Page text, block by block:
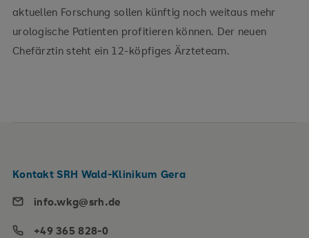
aktuellen Forschung sollen künftig noch weitaus mehr
urologische Patienten profitieren können. Der neuen
Chefärztin steht ein 12-köpfiges Ärzteteam.
Kontakt SRH Wald-Klinikum Gera
info.wkg@srh.de
+49 365 828-0